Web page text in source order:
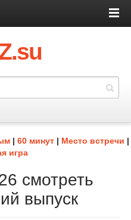
| 60 минут | Место встречи |
игра
смотреть
выпуск